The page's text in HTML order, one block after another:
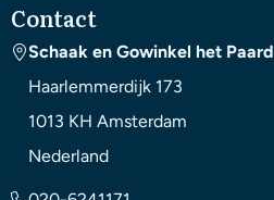
Contact
Schaak en Gowinkel het Paard
Haarlemmerdijk 173
1013 KH Amsterdam
Nederland